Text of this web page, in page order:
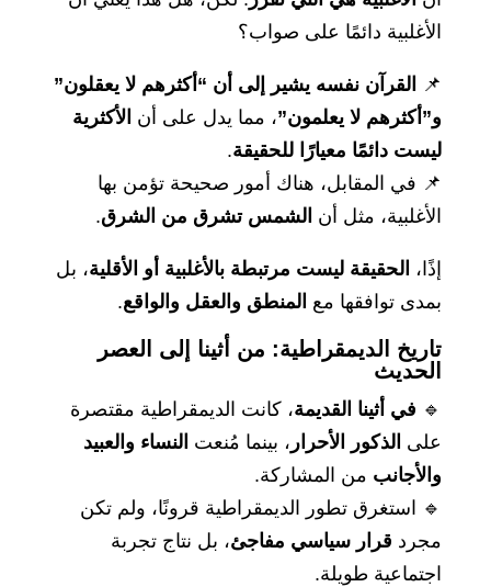
الأغلبية دائمًا على صواب؟
📌
القرآن نفسه يشير إلى أن “أكثرهم لا يعقلون”
و”أكثرهم لا يعلمون”، مما يدل على أن الأكثرية
ليست دائمًا معيارًا للحقيقة.
📌 في المقابل، هناك أمور صحيحة تؤمن بها
الأغلبية، مثل أن الشمس تشرق من الشرق.
إذًا، الحقيقة ليست مرتبطة بالأغلبية أو الأقلية، بل
بمدى توافقها مع المنطق والعقل والواقع.
تاريخ الديمقراطية: من أثينا إلى العصر
الحديث
🔹 في أثينا القديمة، كانت الديمقراطية مقتصرة
على الذكور الأحرار ، بينما مُنعت النساء والعبيد
والأجانب من المشاركة.
🔹 استغرق تطور الديمقراطية قرونًا، ولم تكن
مجرد قرار سياسي مفاجئ، بل نتاج تجربة
اجتماعية طويلة.